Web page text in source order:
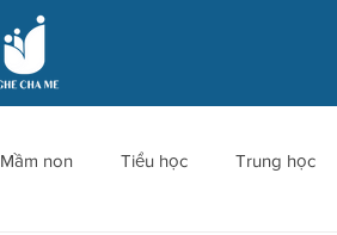
Mầm non Tiểu học Trung học